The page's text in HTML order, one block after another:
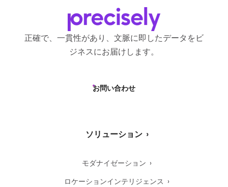
正確で、一貫性があり、文脈に即したデータをビ
ジネスにお届けします。
お問い合わせ
ソリューション
モダナイゼーション
ロケーションインテリジェンス